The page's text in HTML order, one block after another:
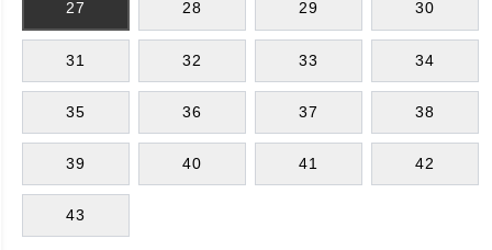
27 28 29 30
31 32 33 34
35 36 37 38
39 40 41 42
43